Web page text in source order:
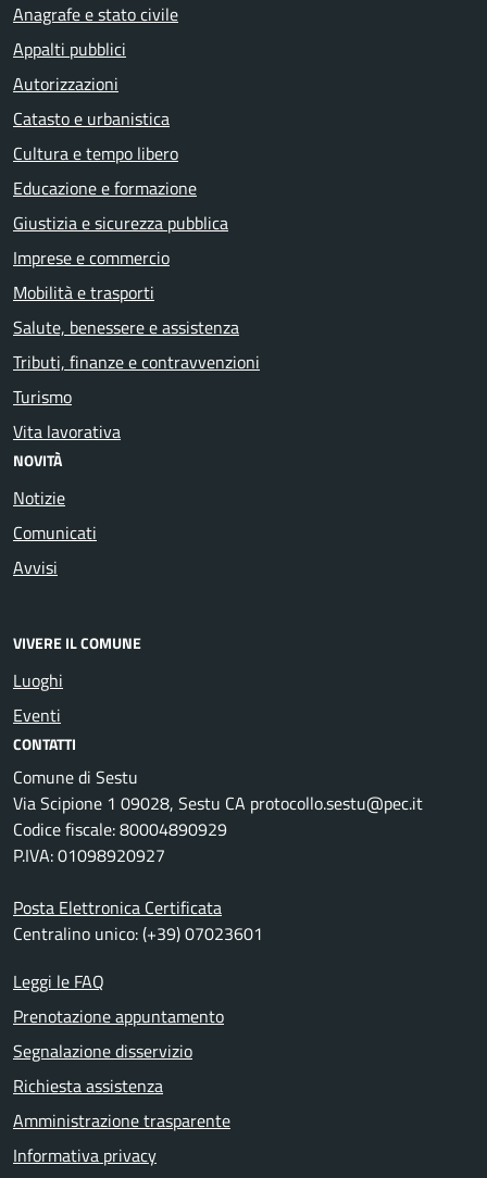
Anagrafe e stato civile
Appalti pubblici
Autorizzazioni
Catasto e urbanistica
Cultura e tempo libero
Educazione e formazione
Giustizia e sicurezza pubblica
Imprese e commercio
Mobilità e trasporti
Salute, benessere e assistenza
Tributi, finanze e contravvenzioni
Turismo
Vita lavorativa
NOVITÀ
Notizie
Comunicati
Avvisi
VIVERE IL COMUNE
Luoghi
Eventi
CONTATTI
Comune di Sestu
Via Scipione 1 09028, Sestu CA protocollo.sestu@pec.it
Codice fiscale: 80004890929
P.IVA: 01098920927
Posta Elettronica Certificata
Centralino unico: (+39) 07023601
Leggi le FAQ
Prenotazione appuntamento
Segnalazione disservizio
Richiesta assistenza
Amministrazione trasparente
Informativa privacy